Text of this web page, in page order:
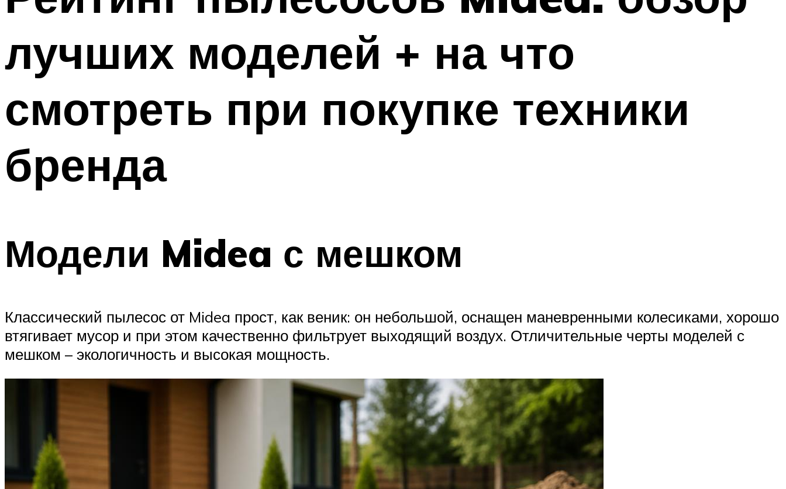
лучших моделей + на что
смотреть при покупке техники
бренда
Модели Midea с мешком
Классический пылесос от Midea прост, как веник: он небольшой, оснащен маневренными колесиками, хорошо
втягивает мусор и при этом качественно фильтрует выходящий воздух. Отличительные черты моделей с
мешком – экологичность и высокая мощность.